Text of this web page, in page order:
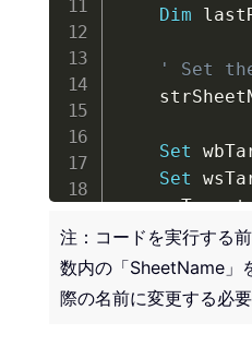
Dim
' Set
Set
Set
    wsTarget
Set fd =
    fd
.
注：コードを実行する
数内の「SheetName」
際の名前に変更する必要